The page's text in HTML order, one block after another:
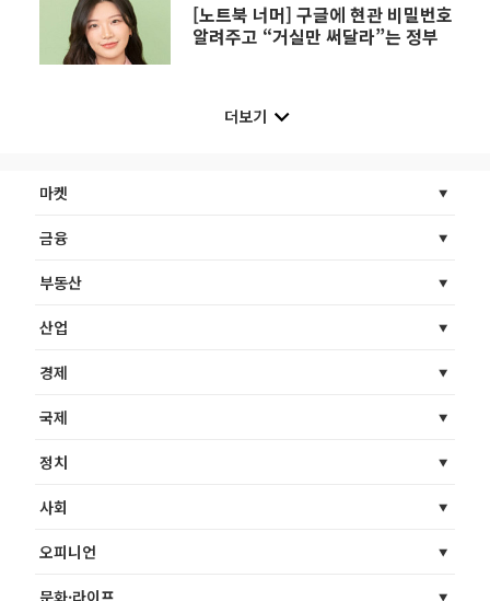
[노트북 너머] 구글에 현관 비밀번호
알려주고 “거실만 써달라”는 정부
더보기
마켓
금융
부동산
산업
경제
국제
정치
사회
오피니언
문화·라이프